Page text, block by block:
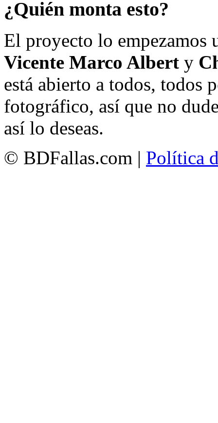
¿Quién monta esto?
El proyecto lo empezamos
Vicente Marco Albert y
está abierto a todos, todos
fotográfico, así que no
así lo deseas.
© BDFallas.com | Política